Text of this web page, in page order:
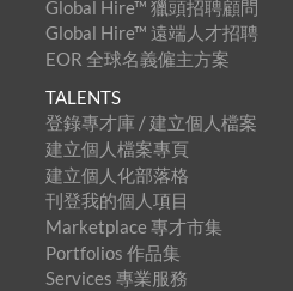
Global Hire™ 獵頭招聘顧問
Global Hire™ 遠端人才招聘
EOR 全球名義僱主方案
TALENTS
登錄專才庫 / 建立個人檔案
建立個人檔案專頁
建立個人化部落格
刊登我的個人項目
Marketplace 專才市集
Portfolios 作品集
Services 專業服務